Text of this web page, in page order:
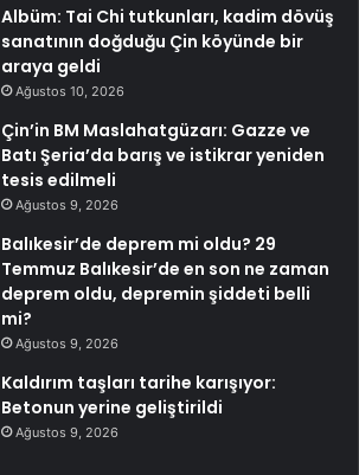
Albüm: Tai Chi tutkunları, kadim dövüş
sanatının doğduğu Çin köyünde bir
araya geldi
Ağustos 10, 2026
Çin’in BM Maslahatgüzarı: Gazze ve
Batı Şeria’da barış ve istikrar yeniden
tesis edilmeli
Ağustos 9, 2026
Balıkesir’de deprem mi oldu? 29
Temmuz Balıkesir’de en son ne zaman
deprem oldu, depremin şiddeti belli
mi?
Ağustos 9, 2026
Kaldırım taşları tarihe karışıyor:
Betonun yerine geliştirildi
Ağustos 9, 2026